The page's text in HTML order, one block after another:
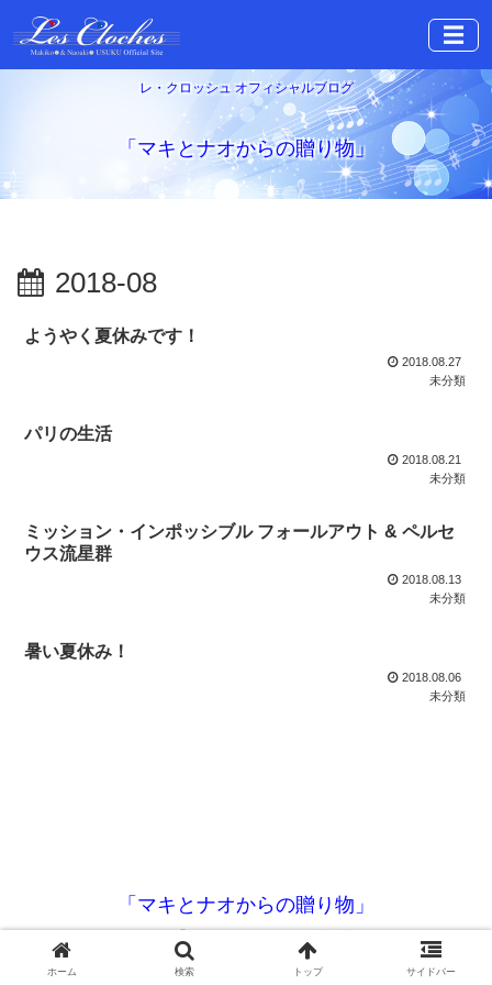
☰
レ・クロッシュ オフィシャルブログ
「マキとナオからの贈り物」
2018-08
ようやく夏休みです！
2018.08.27
未分類
パリの生活
2018.08.21
未分類
ミッション・インポッシブル フォールアウト & ペルセ
ウス流星群
2018.08.13
未分類
暑い夏休み！
2018.08.06
未分類
「マキとナオからの贈り物」
ホーム 検索 トップ サイドバー